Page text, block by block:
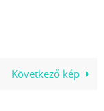
Következő kép